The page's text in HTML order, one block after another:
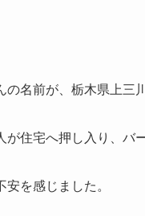
の名前が、栃木県上三
が住宅へ押し入り、バ
安を感じました。